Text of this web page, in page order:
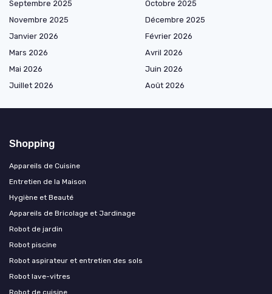
Septembre 2025
Octobre 2025
Novembre 2025
Décembre 2025
Janvier 2026
Février 2026
Mars 2026
Avril 2026
Mai 2026
Juin 2026
Juillet 2026
Août 2026
Shopping
Appareils de Cuisine
Entretien de la Maison
Hygiène et Beauté
Appareils de Bricolage et Jardinage
Robot de jardin
Robot piscine
Robot aspirateur et entretien des sols
Robot lave-vitres
Robot de cuisine